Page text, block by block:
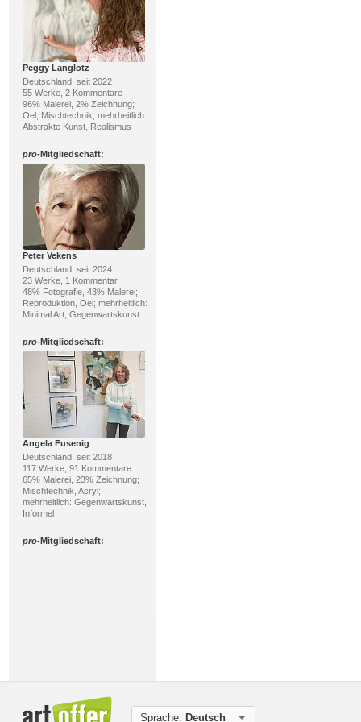
Peggy Langlotz
Deutschland, seit 2022
55 Werke, 2 Kommentare
96% Malerei, 2% Zeichnung;
Oel, Mischtechnik; mehrheitlich:
Abstrakte Kunst, Realismus
pro-Mitgliedschaft:
Peter Vekens
Deutschland, seit 2024
23 Werke, 1 Kommentar
48% Fotografie, 43% Malerei;
Reproduktion, Oel; mehrheitlich:
Minimal Art, Gegenwartskunst
pro-Mitgliedschaft:
Angela Fusenig
Deutschland, seit 2018
117 Werke, 91 Kommentare
65% Malerei, 23% Zeichnung;
Mischtechnik, Acryl;
mehrheitlich: Gegenwartskunst,
Informel
pro-Mitgliedschaft:
17 Werke, 1 Kommentar
100% Malerei; Acryl;
Sprache: Deutsch